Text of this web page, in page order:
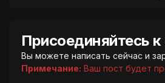
Присоединяйтесь
Вы можете написать сейчас и
Примечание: Ваш пост будет